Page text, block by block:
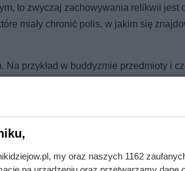
to zwyczaj zachowywania relikwii jest
miały chronić polis, w jakim się
przykład w buddyzmie przedmioty i
się w specjalnie przeznaczonych
my oraz naszych 1162